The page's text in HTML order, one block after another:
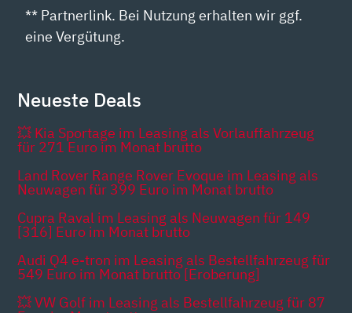
** Partnerlink. Bei Nutzung erhalten wir ggf.
eine Vergütung.
Neueste Deals
💥 Kia Sportage im Leasing als Vorlauffahrzeug
für 271 Euro im Monat brutto
Land Rover Range Rover Evoque im Leasing als
Neuwagen für 399 Euro im Monat brutto
Cupra Raval im Leasing als Neuwagen für 149
[316] Euro im Monat brutto
Audi Q4 e-tron im Leasing als Bestellfahrzeug für
549 Euro im Monat brutto [Eroberung]
💥 VW Golf im Leasing als Bestellfahrzeug für 87